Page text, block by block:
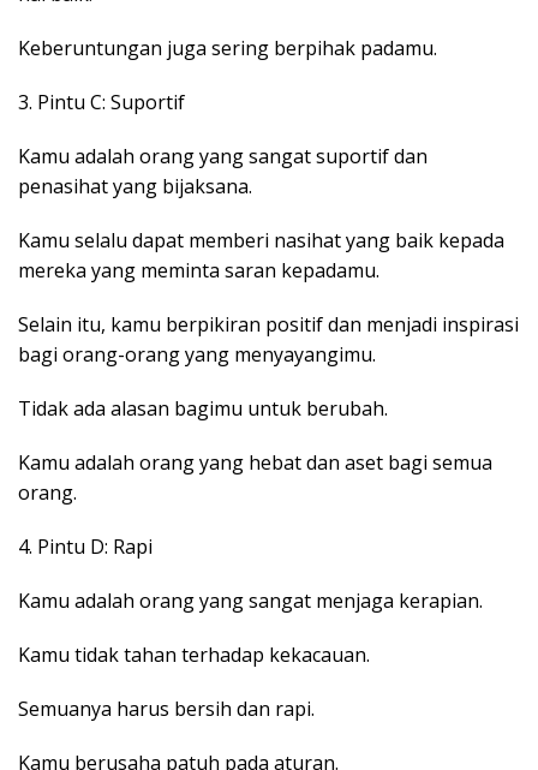
Keberuntungan juga sering berpihak padamu.
3. Pintu C: Suportif
Kamu adalah orang yang sangat suportif dan
penasihat yang bijaksana.
Kamu selalu dapat memberi nasihat yang baik kepada
mereka yang meminta saran kepadamu.
Selain itu, kamu berpikiran positif dan menjadi inspirasi
bagi orang-orang yang menyayangimu.
Tidak ada alasan bagimu untuk berubah.
Kamu adalah orang yang hebat dan aset bagi semua
orang.
4. Pintu D: Rapi
Kamu adalah orang yang sangat menjaga kerapian.
Kamu tidak tahan terhadap kekacauan.
Semuanya harus bersih dan rapi.
Kamu berusaha patuh pada aturan.